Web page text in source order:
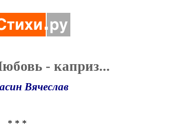
- каприз...
Вячеслав
* * *